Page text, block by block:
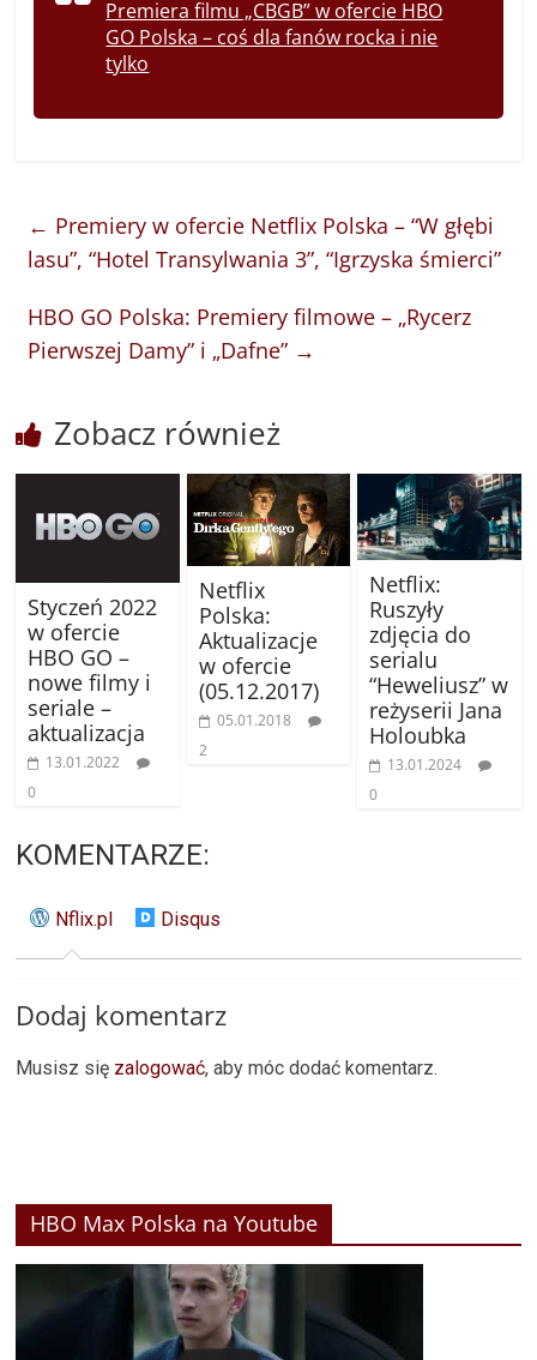
Premiera filmu „CBGB” w ofercie HBO
GO Polska – coś dla fanów rocka i nie
tylko
← Premiery w ofercie Netflix Polska – “W głębi
lasu”, “Hotel Transylwania 3”, “Igrzyska śmierci”
HBO GO Polska: Premiery filmowe – „Rycerz
Pierwszej Damy” i „Dafne” →
Zobacz również
Styczeń 2022
w ofercie
HBO GO –
nowe filmy i
seriale –
aktualizacja
13.01.2022
0
Netflix
Polska:
Aktualizacje
w ofercie
(05.12.2017)
05.01.2018
2
Netflix:
Ruszyły
zdjęcia do
serialu
“Heweliusz” w
reżyserii Jana
Holoubka
13.01.2024
0
KOMENTARZE:
Nflix.pl Disqus
Dodaj komentarz
Musisz się zalogować, aby móc dodać komentarz.
HBO Max Polska na Youtube